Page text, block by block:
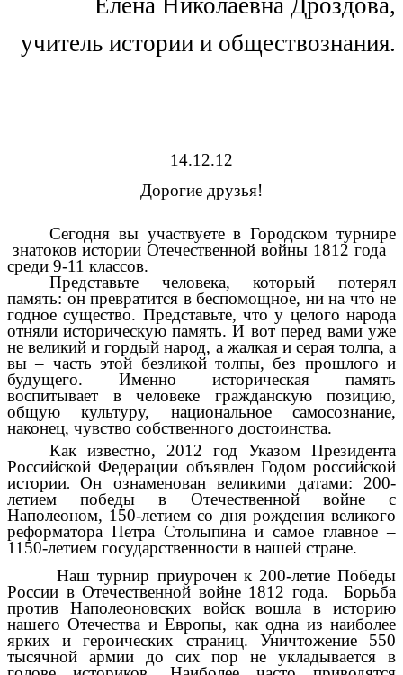
учитель истории и обществознания.
14.12.12
Дорогие друзья!
Сегодня вы участвуете в Городском турнире
знатоков истории Отечественной войны 1812 года
среди 9-11 классов.
Представьте человека, который потерял
память: он превратится в беспомощное, ни на что не
годное существо. Представьте, что у целого народа
отняли историческую память. И вот перед вами уже
не великий и гордый народ, а жалкая и серая толпа, а
вы – часть этой безликой толпы, без прошлого и
будущего. Именно историческая память
воспитывает в человеке гражданскую позицию,
общую культуру, национальное самосознание,
наконец, чувство собственного достоинства.
Как известно, 2012 год Указом Президента
Российской Федерации объявлен Годом российской
истории.Он ознаменован великими датами: 200-
летием победы в Отечественной войне с
Наполеоном, 150-летием со дня рождения великого
реформатора Петра Столыпина и самое главное –
1150-летием государственности в нашей стране.
Наш турнир приурочен к 200-летие Победы
России в Отечественной войне 1812 года. Борьба
против Наполеоновских войск вошла в историю
нашего Отечества и Европы, как одна из наиболее
ярких и героических страниц. Уничтожение 550
тысячной армии до сих пор не укладывается в